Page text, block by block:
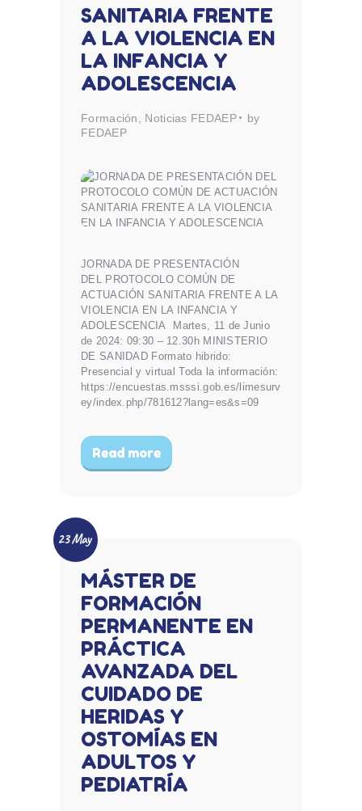
SANITARIA FRENTE
A LA VIOLENCIA EN
LA INFANCIA Y
ADOLESCENCIA
Formación Noticias FEDAEP
by
FEDAEP
JORNADA DE PRESENTACIÓN
DEL PROTOCOLO COMÚN DE
ACTUACIÓN SANITARIA FRENTE A LA
VIOLENCIA EN LA INFANCIA Y
ADOLESCENCIA Martes, 11 de Junio
de 2024: 09:30 – 12.30h MINISTERIO
DE SANIDAD Formato hibrido:
Presencial y virtual Toda la información:
https://encuestas.msssi.gob.es/limesurv
ey/index.php/781612?lang=es&s=09
Read more
23 May
MÁSTER DE
FORMACIÓN
PERMANENTE EN
PRÁCTICA
AVANZADA DEL
CUIDADO DE
HERIDAS Y
OSTOMÍAS EN
ADULTOS Y
PEDIATRÍA